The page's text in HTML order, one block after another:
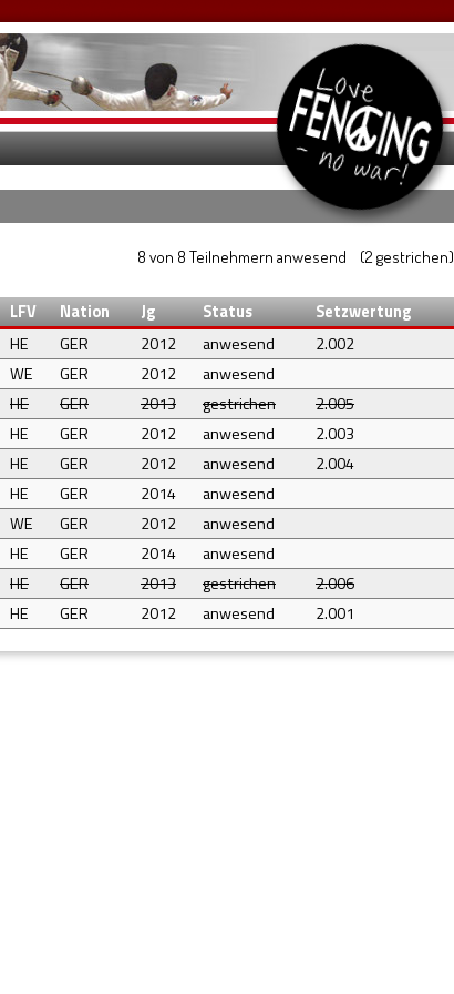
8 von 8 Teilnehmern anwesend (2 gestrichen)
LFV Nation Jg Status
Setzwertung
HE GER 2012 anwesend
2.002
WE GER 2012
anwesend
HE GER 2013 gestrichen
2.005
HE GER 2012 anwesend
2.003
HE GER 2012 anwesend
2.004
HE GER 2014
anwesend
WE GER 2012
anwesend
HE GER 2014
anwesend
HE GER 2013 gestrichen
2.006
HE GER 2012 anwesend 2.001